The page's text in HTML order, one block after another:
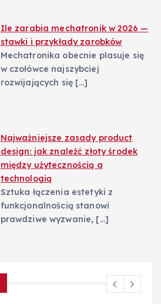
Ile zarabia mechatronik w 2026 —
stawki i przykłady zarobków
Mechatronika obecnie plasuje się
w czołówce najszybciej
rozwijających się […]
Najważniejsze zasady product
design: jak znaleźć złoty środek
między użytecznością a
technologią
Sztuka łączenia estetyki z
funkcjonalnością stanowi
prawdziwe wyzwanie, […]